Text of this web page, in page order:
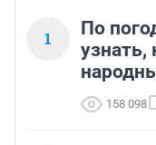
1
По
узнать,
158 098